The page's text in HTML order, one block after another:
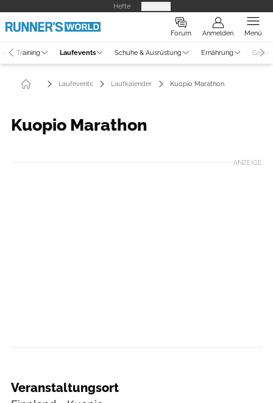
Hefte
Forum Anmelden Menü
Training Laufevents Schuhe & Ausrüstung Ernährung
Laufevents Laufkalender Kuopio Marathon
Kuopio Marathon
ANZEIGE
Veranstaltungsort